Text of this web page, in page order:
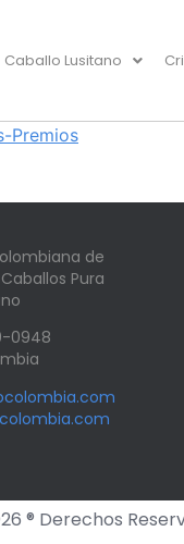
Caballo Lusitano
Premios
de
Pura
0948
® Derechos